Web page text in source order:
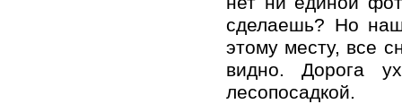
сделаешь? Но
этому месту, все
видно. Дорога
лесопосадкой.